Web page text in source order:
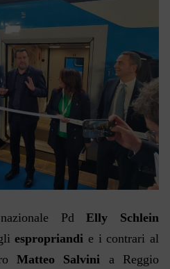
PdElly Schlein
gliespropriandi e i contrari al
Matteo Salvini a Reggio